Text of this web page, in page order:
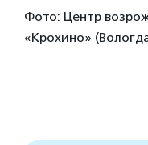
Фото: Центр
«Крохино»